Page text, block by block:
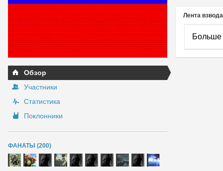
Обзор
Участники
Статистика
Поклонники
ФАНАТЫ (200)
Лента взвода
Больше